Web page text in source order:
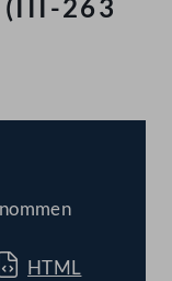
(III-263
HTML